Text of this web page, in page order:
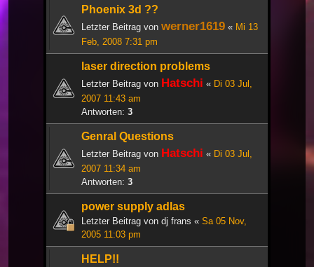
Phoenix 3d ??
Letzter Beitrag von werner1619 « Mi 13
Feb, 2008 7:31 pm
laser direction problems
Letzter Beitrag von Hatschi « Di 03 Jul,
2007 11:43 am
Antworten: 3
Genral Questions
Letzter Beitrag von Hatschi « Di 03 Jul,
2007 11:34 am
Antworten: 3
power supply adlas
Letzter Beitrag von dj frans « Sa 05 Nov,
2005 11:03 pm
HELP!!